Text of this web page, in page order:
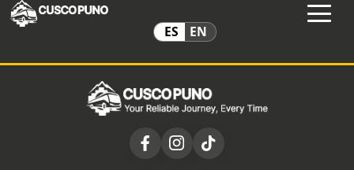
ES EN